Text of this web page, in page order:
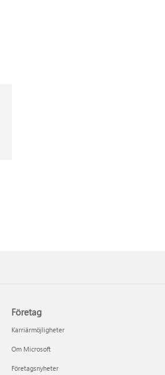
Företag
Karriärmöjligheter
Om Microsoft
Företagsnyheter